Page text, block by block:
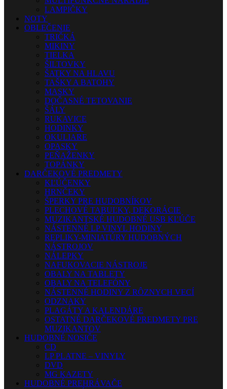
LAMPIČKY
NOTY
OBLEČENIE
TRIČKÁ
MIKINY
TIELKA
ŠILTOVKY
ŠATKY NA HLAVU
TAŠKY A BATOHY
MASKY
DOČASNÉ TETOVANIE
ŠÁLY
RUKAVICE
HODINKY
OKULIARE
OPASKY
PEŇAŽENKY
TOPÁNKY
DARČEKOVÉ PREDMETY
KĽÚČENKY
HRNČEKY
ŠPERKY PRE HUDOBNÍKOV
PLECHOVÉ TABUĽKY, DEKORÁCIE
MUZIKANTSKÉ HUDOBNÉ USB KĽÚČE
NÁSTENNÉ LP VINYL HODINY
REPLIKY-MINIATÚRY HUDOBNÝCH
NÁSTROJOV
NÁLEPKY
NAFUKOVACIE NÁSTROJE
OBALY NA TABLETY
OBALY NA TELEFÓNY
NÁSTENNÉ HODINY Z RÔZNYCH VECÍ
ODZNAKY
PLAGÁTY A KALENDÁRE
OSTATNÉ DARČEKOVÉ PREDMETY PRE
MUZIKANTOV
HUDOBNÉ NOSIČE
CD
LP PLATNE – VINYLY
DVD
MG KAZETY
HUDOBNÉ PREHRÁVAČE